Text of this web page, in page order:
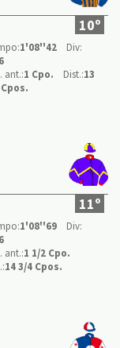
10º
1'08''42
Div:
ant.:1 Cpo. Dist.:13
11º
1'08''69
Div:
ant.:1 1/2 Cpo.
14 3/4 Cpos.